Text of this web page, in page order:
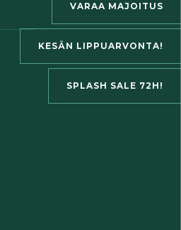
VARAA MAJOITUS
KESÄN LIPPUARVONTA!
SPLASH SALE 72H!